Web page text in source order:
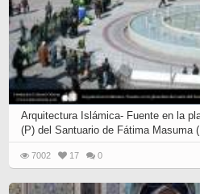
Arquitectura Islámica- Fuente en la
(P) del Santuario de Fátima Masuma
7002 17 0